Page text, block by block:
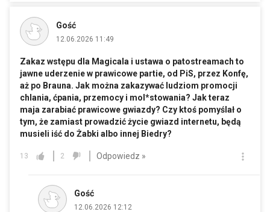
Gość
12.06.2026 11:49
Zakaz wstępu dla Magicala i ustawa o patostreamach to
jawne uderzenie w prawicowe partie, od PiS, przez Konfę,
aż po Brauna. Jak można zakazywać ludziom promocji
chlania, ćpania, przemocy i mol*stowania? Jak teraz
maja zarabiać prawicowe gwiazdy? Czy ktoś pomyślał o
tym, że zamiast prowadzić życie gwiazd internetu, będą
musieli iść do Żabki albo innej Biedry?
13 2 Odpowiedz »
Gość
12.06.2026 12:12